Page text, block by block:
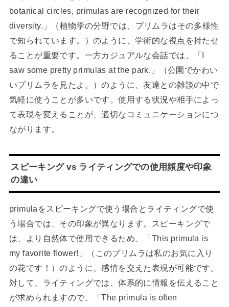
botanical circles, primulas are recognized for their
diversity.」（植物学の分野では、プリムラはその多様性
で知られています。）のように、学術的な視点を持たせ
ることが重要です。一方カジュアルな会話では、「I
saw some pretty primulas at the park.」（公園でかわい
いプリムラを見たよ。）のように、友達との雑談の中で
気軽に使うことが多いです。使用する状況や相手によっ
て表現を変えることが、適切なコミュニケーションにつ
ながります。
スピーキング vs ライティングでの使用頻度や印象
の違い
primulaをスピーキングで使う場合とライティングで使
う場合では、その印象が異なります。スピーキングで
は、より自然体で使用できるため、「This primula is
my favorite flower!」（このプリムラは私のお気に入り
の花です！）のように、感情を交えた表現が可能です。
対して、ライティングでは、体系的に情報を伝えること
が求められますので、「The primula is often